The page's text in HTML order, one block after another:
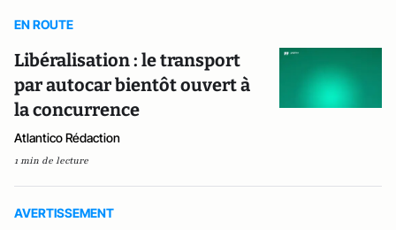
EN ROUTE
Libéralisation : le transport
par autocar bientôt ouvert à
la concurrence
Atlantico Rédaction
1 min de lecture
AVERTISSEMENT